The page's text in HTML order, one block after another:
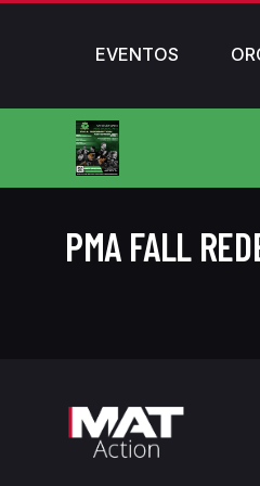
EVENTOS
PMA FALL